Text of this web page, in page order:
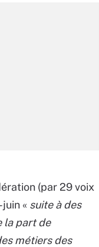
(par 29 voix
« suite à des
la part de
métiers des